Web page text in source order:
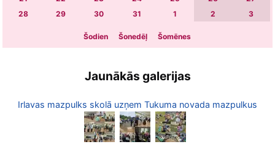
28
29 30 31 1 2 3
Šodien Šonedēļ Šomēnes
Jaunākās galerijas
Irlavas mazpulks skolā uzņem Tukuma novada mazpulkus